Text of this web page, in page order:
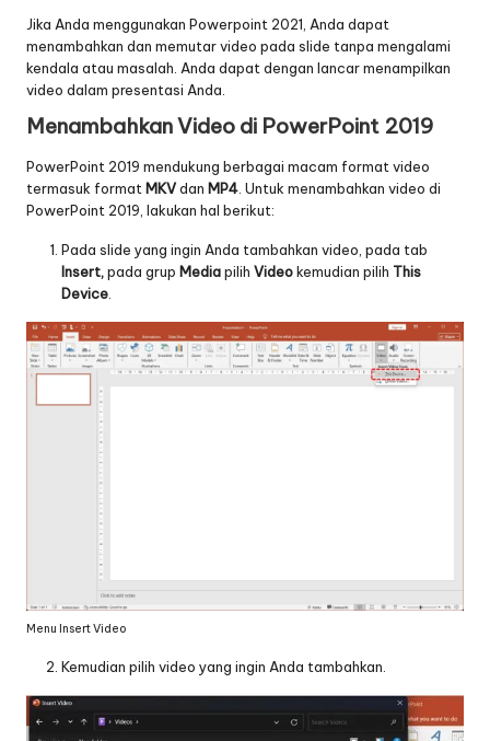
Jika Anda menggunakan Powerpoint 2021, Anda dapat
menambahkan dan memutar video pada slide tanpa mengalami
kendala atau masalah. Anda dapat dengan lancar menampilkan
video dalam presentasi Anda.
Menambahkan Video di PowerPoint 2019
PowerPoint 2019 mendukung berbagai macam format video
termasuk format MKVdan MP4 . Untuk menambahkan video di
PowerPoint 2019, lakukan hal berikut:
Pada slide yang ingin Anda tambahkan video, pada tab
Insert,pada grup Mediapilih Videokemudian pilih This
Device
Menu Insert Video
Kemudian pilih video yang ingin Anda tambahkan.